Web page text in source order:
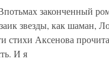
законченный
звезды, как шаман,
стихи Аксенова
И я